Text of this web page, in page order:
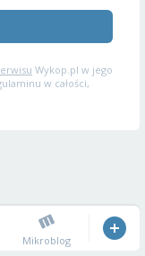
Wykop.pl w jego
w całości,
Mikroblog